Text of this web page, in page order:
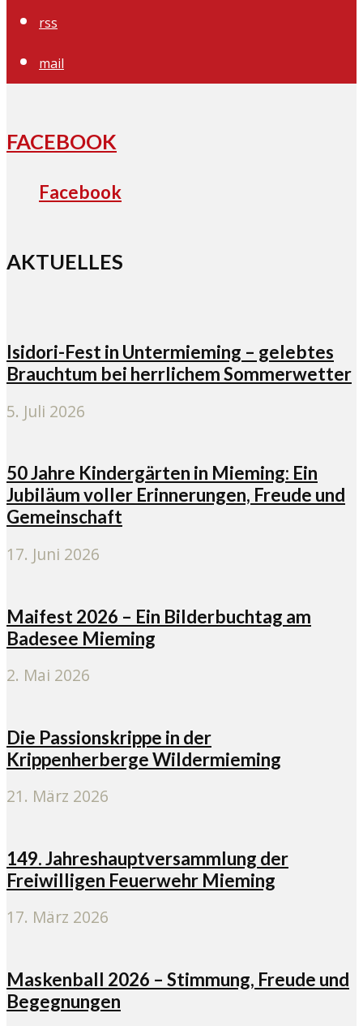
rss
mail
FACEBOOK
Facebook
AKTUELLES
Isidori-Fest in Untermieming – gelebtes
Brauchtum bei herrlichem Sommerwetter
5. Juli 2026
50 Jahre Kindergärten in Mieming: Ein
Jubiläum voller Erinnerungen, Freude und
Gemeinschaft
17. Juni 2026
Maifest 2026 – Ein Bilderbuchtag am
Badesee Mieming
2. Mai 2026
Die Passionskrippe in der
Krippenherberge Wildermieming
21. März 2026
149. Jahreshauptversammlung der
Freiwilligen Feuerwehr Mieming
17. März 2026
Maskenball 2026 – Stimmung, Freude und
Begegnungen